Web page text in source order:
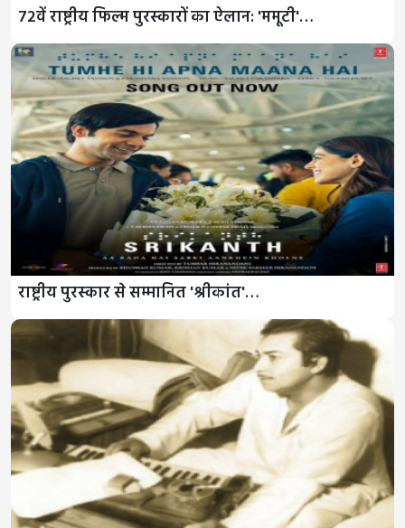
72वें राष्ट्रीय फिल्म पुरस्कारों का ऐलान: 'ममूटी'…
राष्ट्रीय पुरस्कार से सम्मानित 'श्रीकांत'…